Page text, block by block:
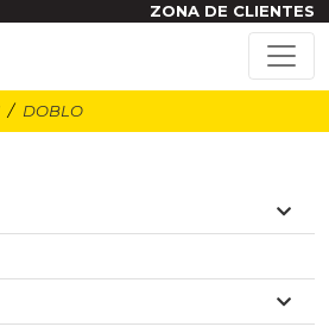
ZONA DE CLIENTES
DOBLO